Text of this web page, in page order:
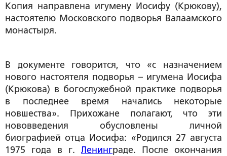
Копия направлена игумену Иосифу (Крюкову),
настоятелю Московского подворья Валаамского
монастыря.
В документе говорится, что «с назначением
нового настоятеля подворья – игумена Иосифа
(Крюкова) в богослужебной практике подворья
в последнее время начались некоторые
новшества». Прихожане полагают, что эти
нововведения обусловлены личной
биографией отца Иосифа: «Родился 27 августа
1975 года в г. Ленинграде. После окончания